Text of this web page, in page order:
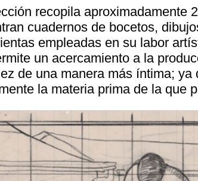
recopila aproximadamente
cuadernos de bocetos,
empleadas en su labor
un acercamiento a la
de una manera más íntima;
la materia prima de la que